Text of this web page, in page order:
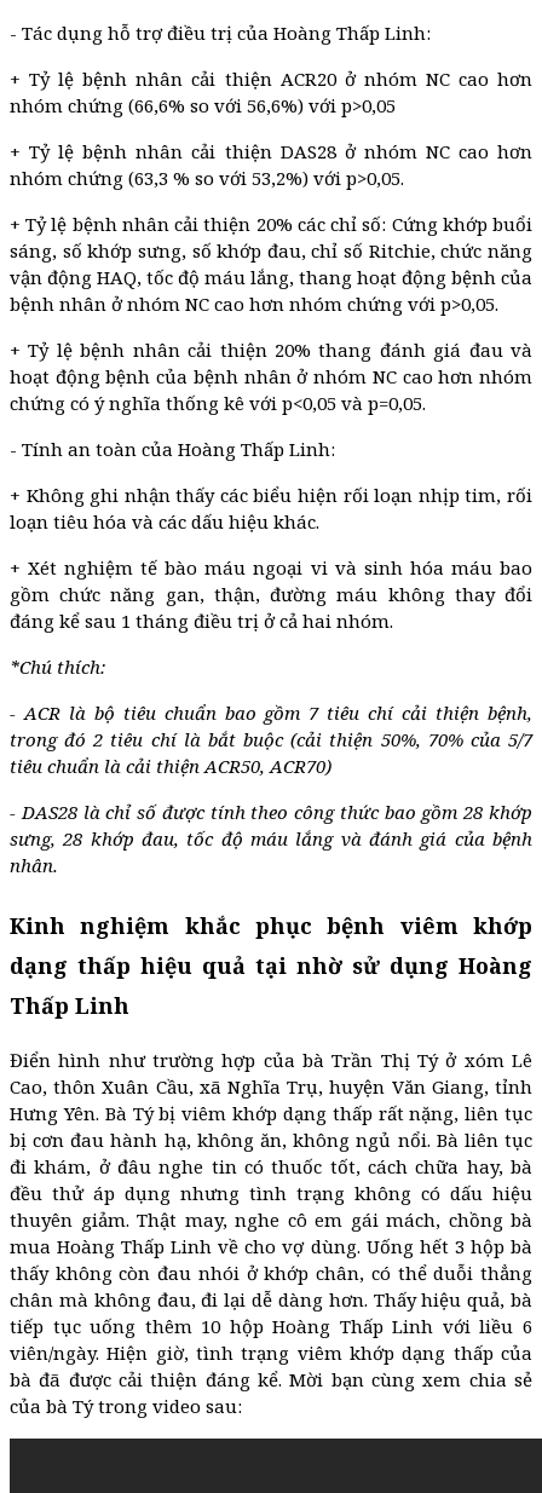
- Tác dụng hỗ trợ điều trị của Hoàng Thấp Linh:
+ Tỷ lệ bệnh nhân cải thiện ACR20 ở nhóm NC cao hơn
nhóm chứng (66,6% so với 56,6%) với p>0,05
+ Tỷ lệ bệnh nhân cải thiện DAS28 ở nhóm NC cao hơn
nhóm chứng (63,3 % so với 53,2%) với p>0,05.
+ Tỷ lệ bệnh nhân cải thiện 20% các chỉ số: Cứng khớp buổi
sáng, số khớp sưng, số khớp đau, chỉ số Ritchie, chức năng
vận động HAQ, tốc độ máu lắng, thang hoạt động bệnh của
bệnh nhân ở nhóm NC cao hơn nhóm chứng với p>0,05.
+ Tỷ lệ bệnh nhân cải thiện 20% thang đánh giá đau và
hoạt động bệnh của bệnh nhân ở nhóm NC cao hơn nhóm
chứng có ý nghĩa thống kê với p<0,05 và p=0,05.
- Tính an toàn của Hoàng Thấp Linh:
+ Không ghi nhận thấy các biểu hiện rối loạn nhịp tim, rối
loạn tiêu hóa và các dấu hiệu khác.
+ Xét nghiệm tế bào máu ngoại vi và sinh hóa máu bao
gồm chức năng gan, thận, đường máu không thay đổi
đáng kể sau 1 tháng điều trị ở cả hai nhóm.
*Chú thích:
- ACR là bộ tiêu chuẩn bao gồm 7 tiêu chí cải thiện bệnh,
trong đó 2 tiêu chí là bắt buộc (cải thiện 50%, 70% của 5/7
tiêu chuẩn là cải thiện ACR50, ACR70)
- DAS28 là chỉ số được tính theo công thức bao gồm 28 khớp
sưng, 28 khớp đau, tốc độ máu lắng và đánh giá của bệnh
nhân.
Kinh nghiệm khắc phục bệnh viêm khớp
dạng thấp hiệu quả tại nhờ sử dụng Hoàng
Thấp Linh
Điển hình như trường hợp của bà Trần Thị Tý ở xóm Lê
Cao, thôn Xuân Cầu, xã Nghĩa Trụ, huyện Văn Giang, tỉnh
Hưng Yên. Bà Tý bị viêm khớp dạng thấp rất nặng, liên tục
bị cơn đau hành hạ, không ăn, không ngủ nổi. Bà liên tục
đi khám, ở đâu nghe tin có thuốc tốt, cách chữa hay, bà
đều thử áp dụng nhưng tình trạng không có dấu hiệu
thuyên giảm. Thật may, nghe cô em gái mách, chồng bà
mua Hoàng Thấp Linh về cho vợ dùng. Uống hết 3 hộp bà
thấy không còn đau nhói ở khớp chân, có thể duỗi thẳng
chân mà không đau, đi lại dễ dàng hơn. Thấy hiệu quả, bà
tiếp tục uống thêm 10 hộp Hoàng Thấp Linh với liều 6
viên/ngày. Hiện giờ, tình trạng viêm khớp dạng thấp của
bà đã được cải thiện đáng kể. Mời bạn cùng xem chia sẻ
của bà Tý trong video sau: